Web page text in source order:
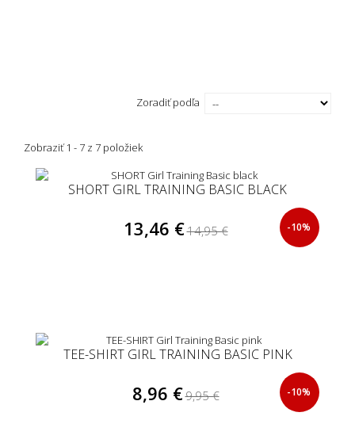
Zoradiť podľa
Zobraziť 1 - 7 z 7 položiek
SHORT GIRL TRAINING BASIC BLACK
13,46 €14,95 € -10%
TEE-SHIRT GIRL TRAINING BASIC PINK
8,96 €9,95 € -10%